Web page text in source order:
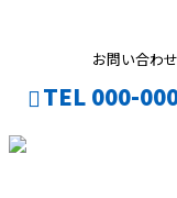
お問い合わせ
TEL 000-